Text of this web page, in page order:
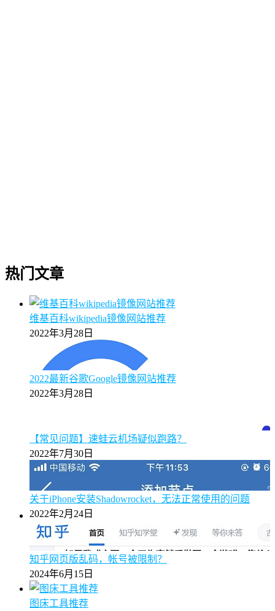
热门文章
维基百科wikipedia镜像网站推荐
2022年3月28日
2022最新谷歌Google镜像网站推荐
2022年3月28日
【常见问题】速蛙云机场疑似跑路？
2022年7月30日
关于iPhone安装Shadowrocket，无法正常使用的问题
2022年2月24日
知乎网页版乱码，帐号被限制？
2024年6月15日
图床工具推荐